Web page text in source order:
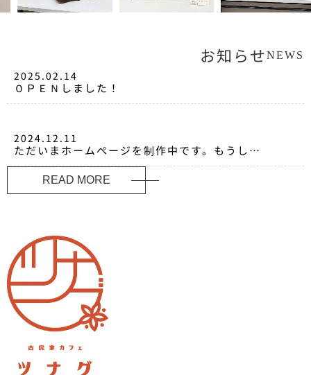
お知らせNEWS
2025.02.14
ＯＰＥＮしました！
2024.12.11
ただいまホームページを制作中です。もうしば
ららくお待ちください。
READ MORE